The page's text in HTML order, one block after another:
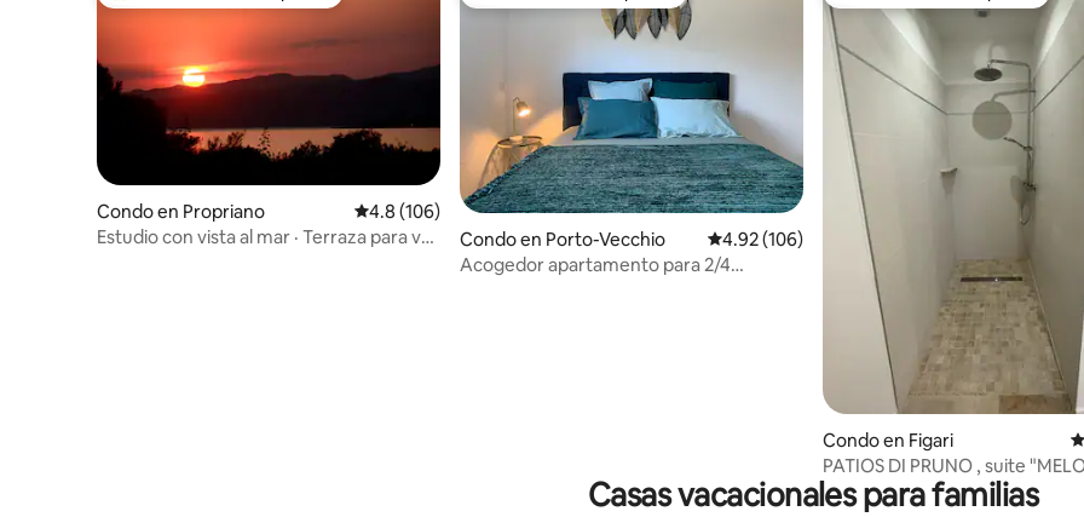
Condo en Propriano Calificación promedio: 4.8 de 5, 106 reseñas
4.8 (106)
Estudio con vista al mar · Terraza para ver
Condo en Porto-Vecchio Calificación promedio: 4.92 de 5, 106 reseñas
4.92 (106)
Acogedor apartamento para 2/4
Condo en Figari
PATIOS DI PRUNO , suite
Casas vacacionales para familias